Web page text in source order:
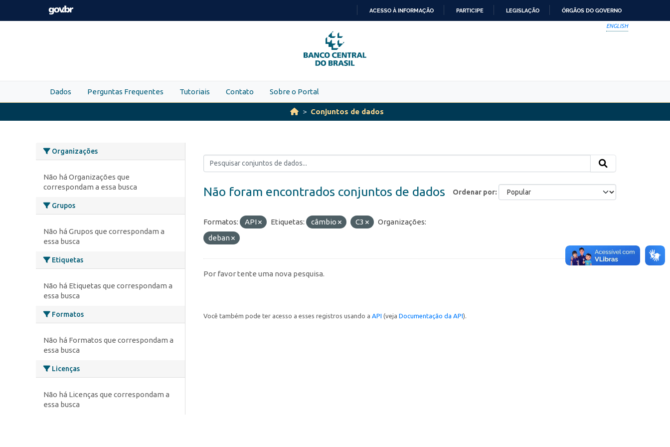
Skip to main content
PARA
O
CONTEÚDO
ACESSO À INFORMAÇÃO PARTICIPE LEGISLAÇÃO ÓRGÃOS DO GOVERNO
ENGLISH
Dados Perguntas Frequentes Tutoriais Contato Sobre o Portal
Conjuntos de dados
Organizações
Não há Organizações que
correspondam a essa busca
Grupos
Não há Grupos que correspondam a
essa busca
Etiquetas
Não há Etiquetas que correspondam a
essa busca
Formatos
Não há Formatos que correspondam a
essa busca
Licenças
Não há Licenças que correspondam a
essa busca
Ordenar por
Não foram encontrados conjuntos de dados
Formatos: API Etiquetas: câmbio C3
Organizações:
deban
Por favor tente uma nova pesquisa.
Você também pode ter acesso a esses registros usando a API (veja Documentação da API).